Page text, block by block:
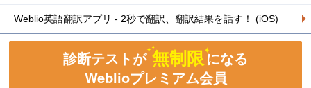
Weblio英語翻訳アプリ - 2秒で翻訳、翻訳結果を話す！ (iOS)
診断テストが 無制限になる
Weblioプレミアム会員